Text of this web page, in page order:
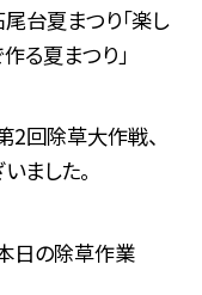
台夏まつり「楽し
る夏まつり」
2回除草大作戦、
ました。
日の除草作業